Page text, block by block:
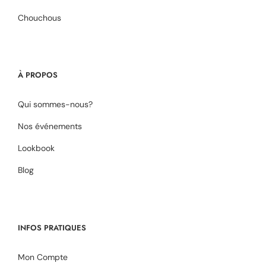
Chouchous
À PROPOS
Qui sommes-nous?
Nos événements
Lookbook
Blog
INFOS PRATIQUES
Mon Compte